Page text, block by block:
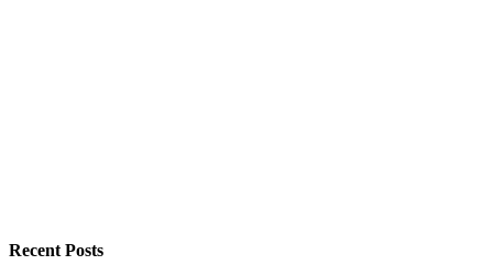
Recent Posts